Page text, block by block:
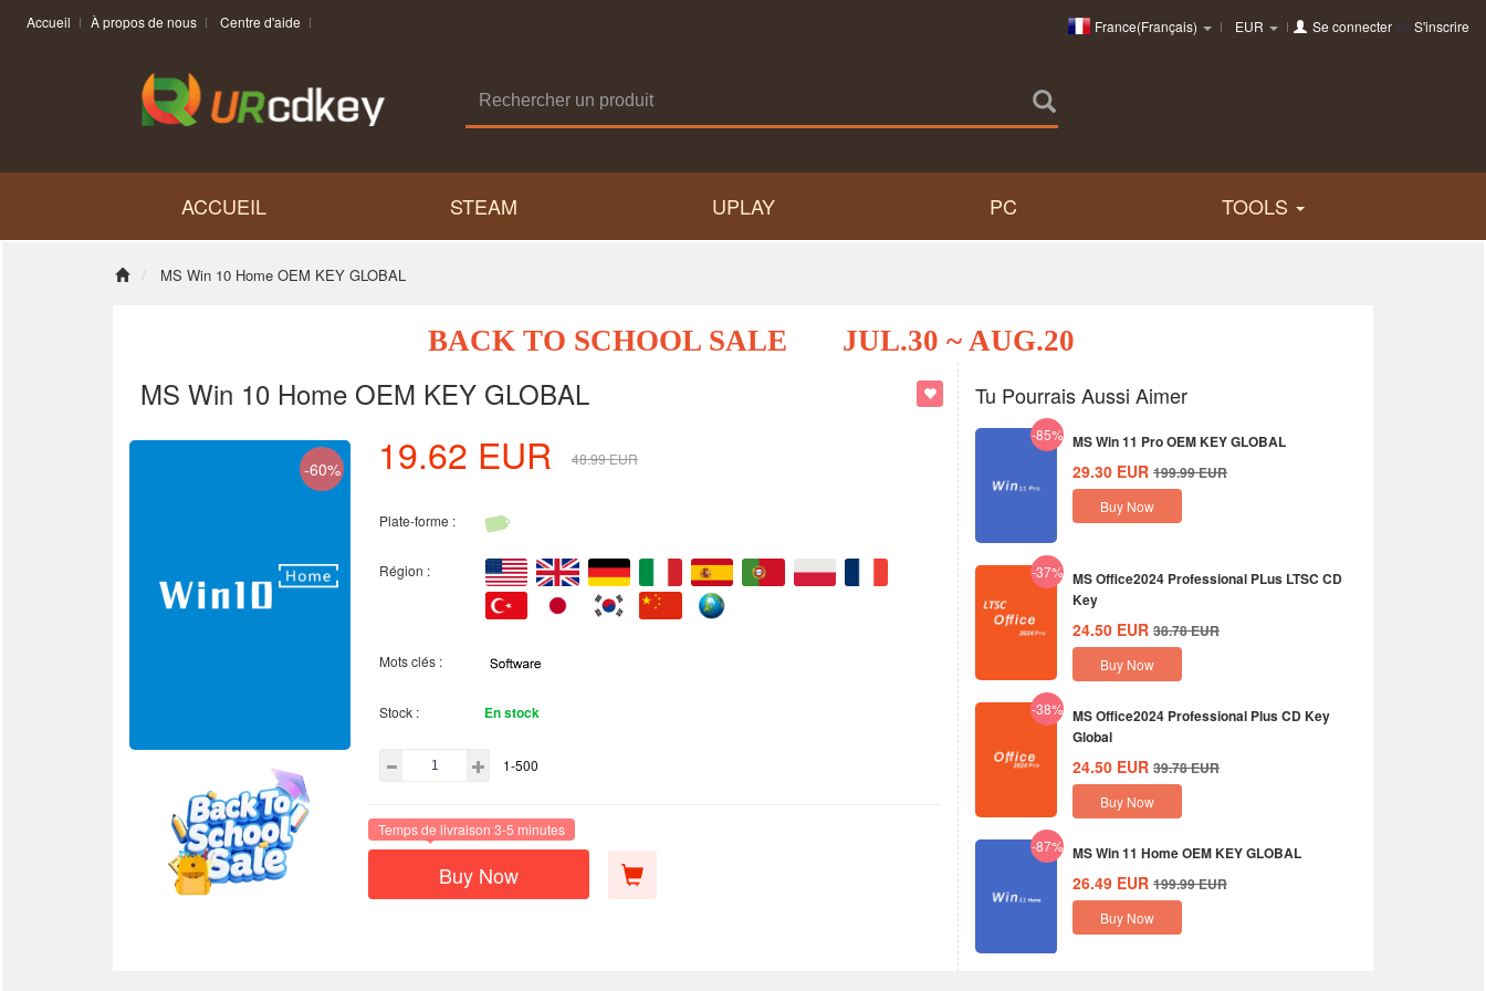
Accueil À propos de nous Centre d'aide France(Français) EUR Se connecterou S'inscrire
ACCUEIL STEAM UPLAY PC TOOLS
MS Win 10 Home OEM KEY GLOBAL
BACK TO SCHOOL SALE JUL.30 ~ AUG.20
MS Win 10 Home OEM KEY GLOBAL
-60% 19.62 EUR 48.99EUR
Plate-forme :
Région :
Mots clés :
Stock : En stock
1-500
Temps de livraison 3-5 minutes
Buy Now
Tu Pourrais Aussi Aimer
-85% MS Win 11 Pro OEM KEY GLOBAL
29.30 EUR 199.99EUR
Buy Now
-37% MS Office2024 Professional PLus LTSC CD
Key
24.50 EUR 38.78EUR
Buy Now
-38% MS Office2024 Professional Plus CD Key
Global
24.50 EUR 39.78EUR
Buy Now
-87% MS Win 11 Home OEM KEY GLOBAL
26.49 EUR 199.99EUR
Buy Now